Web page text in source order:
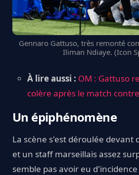
Gennaro Gattuso, très remonté
Iliman Ndiaye. (Icon
À lire aussi : OM : Gattuso
colère après le match
Un épiphénomène
La scène s'est déroulée devant
et un staff marseillais assez
semble pas avoir eu